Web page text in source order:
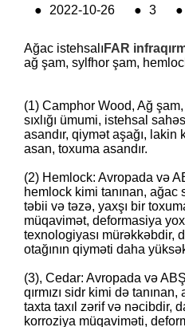
● 2022-10-26 ● 3 ●
Ağac istehsalı FAR
ağ şam, sylfhor şam,
(1) Camphor Wood, Ağ
sıxlığı ümumi, istehsal
asandır, qiymət aşağı,
asan, toxuma asandır.
(2) Hemlock: Avropada və
hemlock kimi tanınan, ağac
təbii və təzə, yaxşı bir
müqavimət, deformasiya
texnologiyası mürəkkəbdir,
otağının qiyməti daha
(3), Cedar: Avropada və
qırmızı sidr kimi də tanınan,
taxta taxıl zərif və nəcibdir,
korroziya müqaviməti,